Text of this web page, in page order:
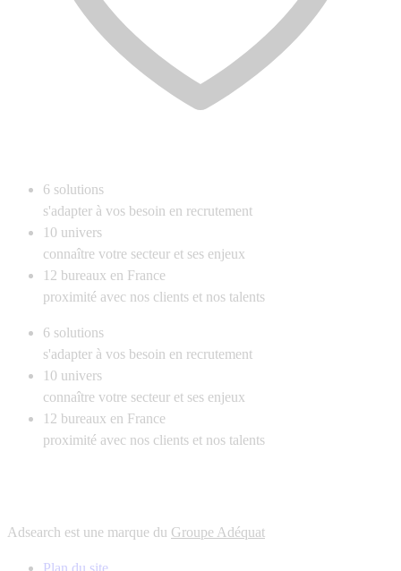
6 solutions
s'adapter à vos besoin en recrutement
10 univers
connaître votre secteur et ses enjeux
12 bureaux en France
proximité avec nos clients et nos talents
6 solutions
s'adapter à vos besoin en recrutement
10 univers
connaître votre secteur et ses enjeux
12 bureaux en France
proximité avec nos clients et nos talents
Adsearch est une marque du Groupe Adéquat